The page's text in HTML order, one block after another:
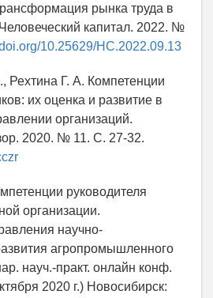
рынка труда в
капитал. 2022. №
10.25629/HC.2022.09.13
Рехтина Г. А. Компетенции
их оценка и развитие в
организаций.
2020. № 11. С. 27-32.
руководителя
организации.
научно-
агропромышленного
науч.-практ. онлайн конф.
2020 г.) Новосибирск: